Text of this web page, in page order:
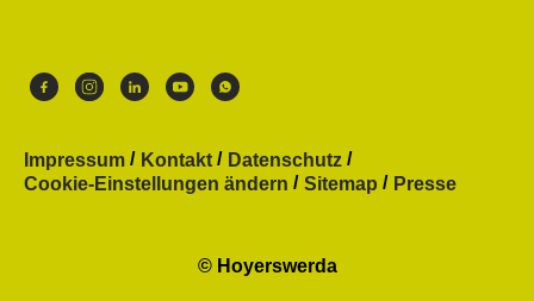
Impressum Kontakt
Datenschutz
Cookie-Einstellungen ändern
Sitemap Presse
© Hoyerswerda